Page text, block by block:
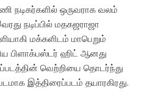
நடிகர்களில் ஒருவராக வலம்
நடிப்பில் மதகஜராஜா
மக்களிடம் மாபெறும்
பிளாக்பஸ்டர் ஹிட் ஆனது
வெற்றியை தொடர்ந்து
இத்திரைப்படம் தயாரகிரது.